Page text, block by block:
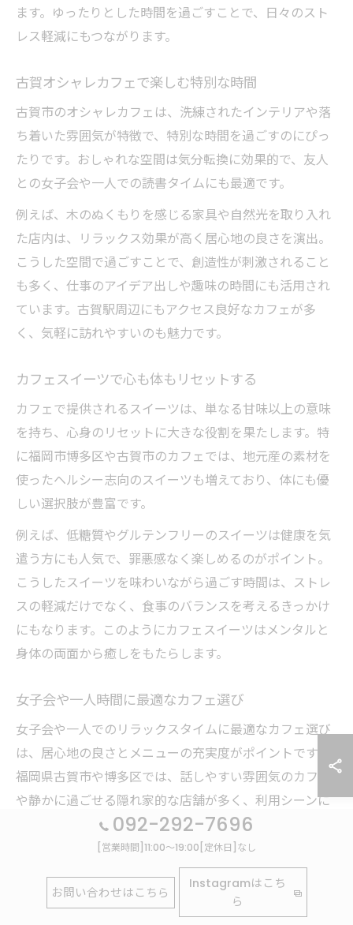
ます。ゆったりとした時間を過ごすことで、日々のスト
レス軽減にもつながります。
古賀オシャレカフェで楽しむ特別な時間
古賀市のオシャレカフェは、洗練されたインテリアや落
ち着いた雰囲気が特徴で、特別な時間を過ごすのにぴっ
たりです。おしゃれな空間は気分転換に効果的で、友人
との女子会や一人での読書タイムにも最適です。
例えば、木のぬくもりを感じる家具や自然光を取り入れ
た店内は、リラックス効果が高く居心地の良さを演出。
こうした空間で過ごすことで、創造性が刺激されること
も多く、仕事のアイデア出しや趣味の時間にも活用され
ています。古賀駅周辺にもアクセス良好なカフェが多
く、気軽に訪れやすいのも魅力です。
カフェスイーツで心も体もリセットする
カフェで提供されるスイーツは、単なる甘味以上の意味
を持ち、心身のリセットに大きな役割を果たします。特
に福岡市博多区や古賀市のカフェでは、地元産の素材を
使ったヘルシー志向のスイーツも増えており、体にも優
しい選択肢が豊富です。
例えば、低糖質やグルテンフリーのスイーツは健康を気
遣う方にも人気で、罪悪感なく楽しめるのがポイント。
こうしたスイーツを味わいながら過ごす時間は、ストレ
スの軽減だけでなく、食事のバランスを考えるきっかけ
にもなります。このようにカフェスイーツはメンタルと
身体の両面から癒しをもたらします。
女子会や一人時間に最適なカフェ選び
女子会や一人でのリラックスタイムに最適なカフェ選び
は、居心地の良さとメニューの充実度がポイントです。
福岡県古賀市や博多区では、話しやすい雰囲気のカフェ
や静かに過ごせる隠れ家的な店舗が多く、利用シーンに
合わせて選べます。
例えば、友人との会話を楽しみたい場合は広めの席や個
室があるカフェが適しており、一人時間を満喫したい場
合はカウンター席や電源完備の店舗がおすすめです。こ
092-292-7696
[営業時間]11:00～19:00[定休日]なし
お問い合わせはこちら
Instagramはこち
ら